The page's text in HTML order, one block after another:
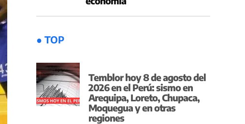
● TOP
Temblor hoy 8 de agosto del
2026 en el Perú: sismo en
Arequipa, Loreto, Chupaca,
Moquegua y en otras
regiones